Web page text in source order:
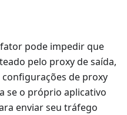
pode impedir que
pelo proxy de saída,
de proxy
se o próprio aplicativo
enviar seu tráfego